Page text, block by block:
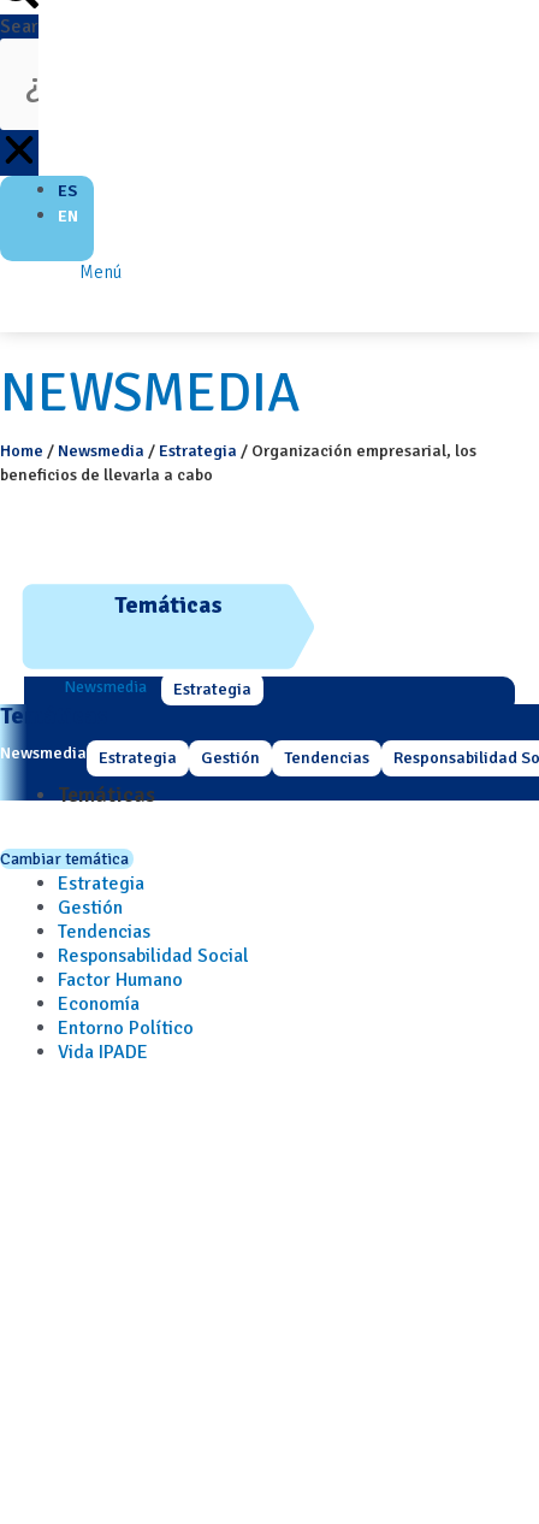
Search
ES
EN
Menú
NEWSMEDIA
Home / Newsmedia / Estrategia / Organización empresarial, los
beneficios de llevarla a cabo
Temáticas
Newsmedia Estrategia
Temáticas
Newsmedia Estrategia Gestión Tendencias Responsabilidad
Temáticas
Cambiar temática
Estrategia
Gestión
Tendencias
Responsabilidad Social
Factor Humano
Economía
Entorno Político
Vida IPADE